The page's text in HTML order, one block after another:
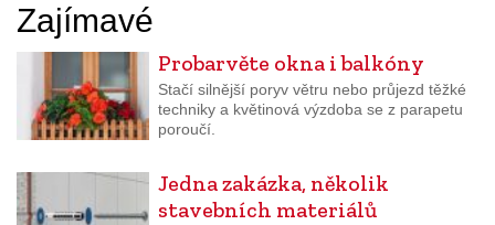
Zajímavé
Probarvěte okna i balkóny
Stačí silnější poryv větru nebo průjezd těžké
techniky a květinová výzdoba se z parapetu
poroučí.
Jedna zakázka, několik
stavebních materiálů